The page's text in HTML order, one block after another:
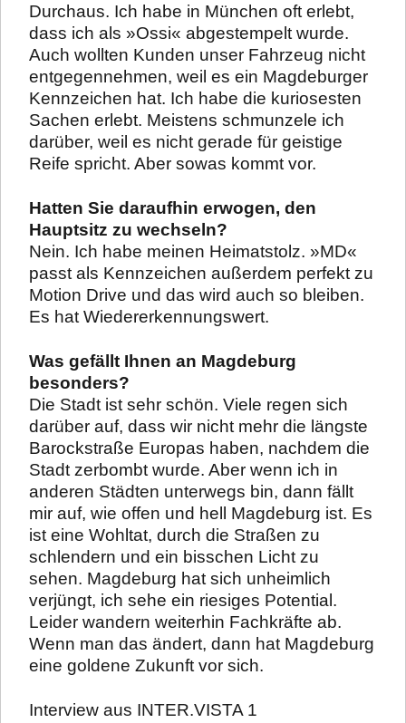
Durchaus. Ich habe in München oft erlebt,
dass ich als »Ossi« abgestempelt wurde.
Auch wollten Kunden unser Fahrzeug nicht
entgegennehmen, weil es ein Magdeburger
Kennzeichen hat. Ich habe die kuriosesten
Sachen erlebt. Meistens schmunzele ich
darüber, weil es nicht gerade für geistige
Reife spricht. Aber sowas kommt vor.
Hatten Sie daraufhin erwogen, den
Hauptsitz zu wechseln?
Nein. Ich habe meinen Heimatstolz. »MD«
passt als Kennzeichen außerdem perfekt zu
Motion Drive und das wird auch so bleiben.
Es hat Wiedererkennungswert.
Was gefällt Ihnen an Magdeburg
besonders?
Die Stadt ist sehr schön. Viele regen sich
darüber auf, dass wir nicht mehr die längste
Barockstraße Europas haben, nachdem die
Stadt zerbombt wurde. Aber wenn ich in
anderen Städten unterwegs bin, dann fällt
mir auf, wie offen und hell Magdeburg ist. Es
ist eine Wohltat, durch die Straßen zu
schlendern und ein bisschen Licht zu
sehen. Magdeburg hat sich unheimlich
verjüngt, ich sehe ein riesiges Potential.
Leider wandern weiterhin Fachkräfte ab.
Wenn man das ändert, dann hat Magdeburg
eine goldene Zukunft vor sich.
Interview aus INTER.VISTA 1